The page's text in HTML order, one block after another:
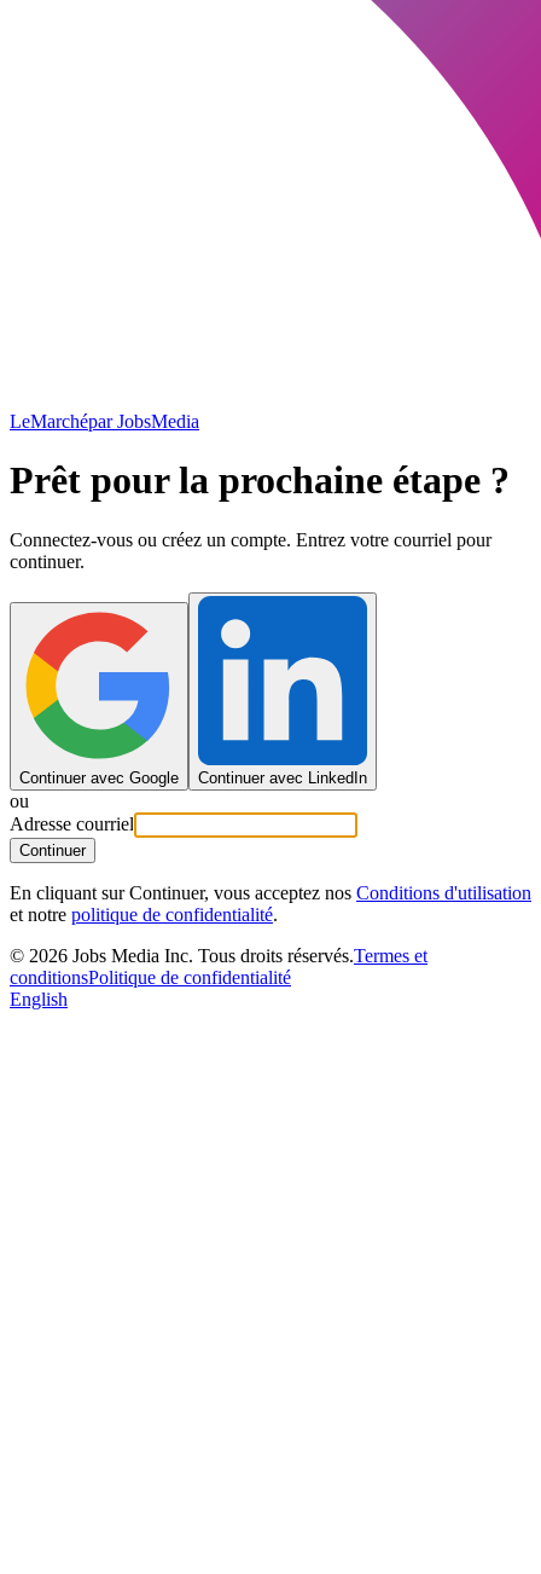
LeMarchépar JobsMedia
Prêt pour la prochaine étape ?
Connectez-vous ou créez un compte. Entrez votre courriel pour
continuer.
Continuer avec Google Continuer avec LinkedIn
ou
Adresse courriel
Continuer
En cliquant sur Continuer, vous acceptez nos Conditions d'utilisation
et notre politique de confidentialité.
© 2026 Jobs Media Inc. Tous droits réservés.Termes et
conditionsPolitique de confidentialité
English